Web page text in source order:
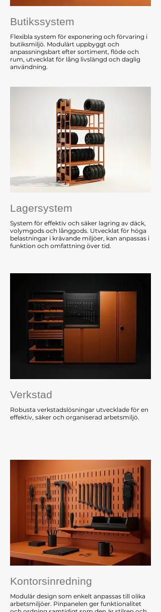
Butikssystem
Flexibla system för exponering och förvaring i
butiksmiljö. Modulärt uppbyggt och
anpassningsbart efter sortiment, flöde och
rum, utvecklat för lång livslängd och daglig
användning.
Lagersystem
System för effektiv och säker lagring av däck,
volymgods och långgods. Utvecklat för höga
belastningar i krävande miljöer, kan anpassas i
funktion och omfattning över tid.
Verkstad
Robusta verkstadslösningar utvecklade för en
effektiv, säker och organiserad arbetsmiljö.
Kontorsinredning
Modulär design som enkelt anpassas till olika
arbetsmiljöer. Pinpanelen ger funktionalitet